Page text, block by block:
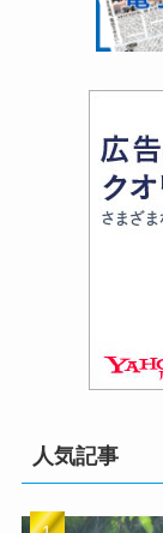
人気記事